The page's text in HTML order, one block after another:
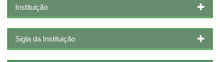
Instituição
Sigla da Instituição